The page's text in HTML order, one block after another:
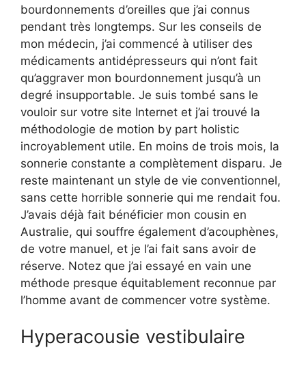
bourdonnements d’oreilles que j’ai connus
pendant très longtemps. Sur les conseils de
mon médecin, j’ai commencé à utiliser des
médicaments antidépresseurs qui n’ont fait
qu’aggraver mon bourdonnement jusqu’à un
degré insupportable. Je suis tombé sans le
vouloir sur votre site Internet et j’ai trouvé la
méthodologie de motion by part holistic
incroyablement utile. En moins de trois mois, la
sonnerie constante a complètement disparu. Je
reste maintenant un style de vie conventionnel,
sans cette horrible sonnerie qui me rendait fou.
J’avais déjà fait bénéficier mon cousin en
Australie, qui souffre également d’acouphènes,
de votre manuel, et je l’ai fait sans avoir de
réserve. Notez que j’ai essayé en vain une
méthode presque équitablement reconnue par
l’homme avant de commencer votre système.
Hyperacousie vestibulaire